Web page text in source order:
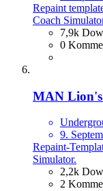
Repaint
Coach
7,9k
0
MAN Lion's
9.
Repaint-
Simulator.
2,2k
2